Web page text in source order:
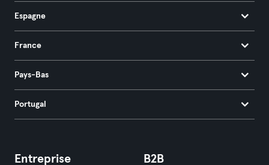
Espagne
France
Pays-Bas
Portugal
Entreprise B2B